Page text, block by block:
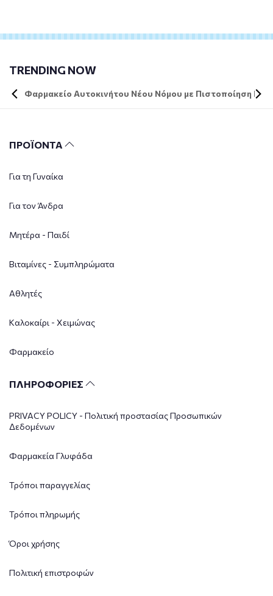
TRENDING NOW
Φαρμακείο Αυτοκινήτου Νέου Νόμου με Πιστοποίηση DIN
ΠΡΟΪΟΝΤΑ
Για τη Γυναίκα
Για τον Άνδρα
Μητέρα - Παιδί
Βιταμίνες - Συμπληρώματα
Αθλητές
Καλοκαίρι - Χειμώνας
Φαρμακείο
ΠΛΗΡΟΦΟΡΙΕΣ
PRIVACY POLICY - Πολιτική προστασίας Προσωπικών
Δεδομένων
Φαρμακεία Γλυφάδα
Τρόποι παραγγελίας
Τρόποι πληρωμής
Όροι χρήσης
Πολιτική επιστροφών